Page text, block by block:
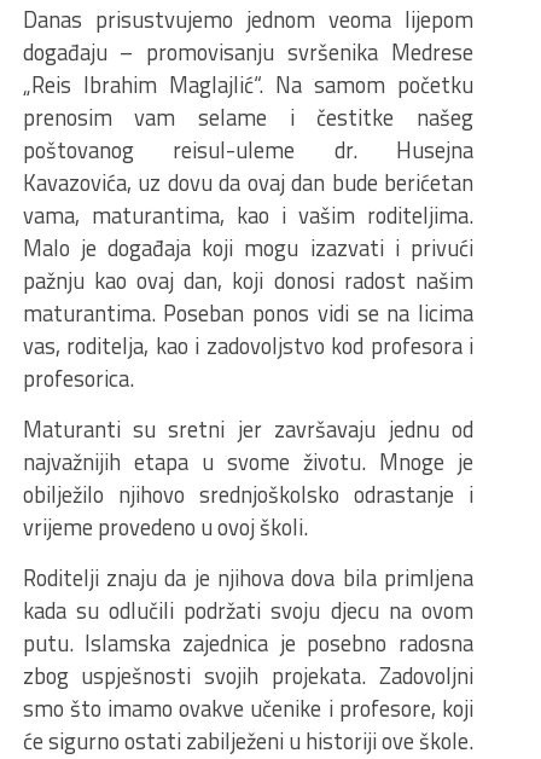
Danas prisustvujemo jednom veoma lijepom
događaju – promovisanju svršenika Medrese
„Reis Ibrahim Maglajlić“. Na samom početku
prenosim vam selame i čestitke našeg
poštovanog reisul-uleme dr. Husejna
Kavazovića, uz dovu da ovaj dan bude berićetan
vama, maturantima, kao i vašim roditeljima.
Malo je događaja koji mogu izazvati i privući
pažnju kao ovaj dan, koji donosi radost našim
maturantima. Poseban ponos vidi se na licima
vas, roditelja, kao i zadovoljstvo kod profesora i
profesorica.
Maturanti su sretni jer završavaju jednu od
najvažnijih etapa u svome životu. Mnoge je
obilježilo njihovo srednjoškolsko odrastanje i
vrijeme provedeno u ovoj školi.
Roditelji znaju da je njihova dova bila primljena
kada su odlučili podržati svoju djecu na ovom
putu. Islamska zajednica je posebno radosna
zbog uspješnosti svojih projekata. Zadovoljni
smo što imamo ovakve učenike i profesore, koji
će sigurno ostati zabilježeni u historiji ove škole.